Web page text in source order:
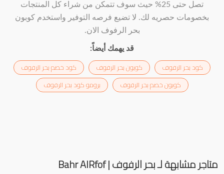
تصل حتى 25% حيث سوف تتمكن من شراء كل المنتجات
بخصومات حصريه لك. لا تضيع فرصه التوفير واستخدم كوبون
بحر الرفوف الان.
قد يهمك أيضاً:
كود بحر الرفوف كوبون بحر الرفوف
كود خصم بحر الرفوف
كوبون خصم بحر الرفوف
برومو كود بحر الرفوف
متاجر مشابهة لـ بحر الرفوف | Bahr AlRfof